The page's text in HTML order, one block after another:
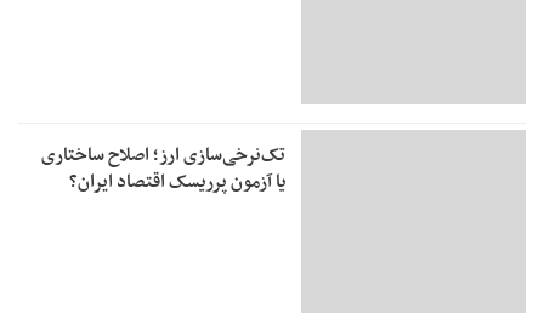
تک‌نرخی‌سازی ارز؛ اصلاح ساختاری
یا آزمون پرریسک اقتصاد ایران؟